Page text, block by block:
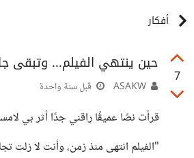
أفكار
7
حين ينتهي الفيلم... وتبقى
قبل سنة واحدة
قرأت نصًا عميقًا راقني جدًا أثر بي
"الفيلم انتهى منذ زمن، وأنت لا زلت